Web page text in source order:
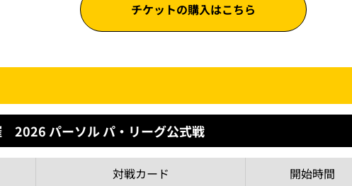
チケットの購入はこちら
2026 パーソル パ・リーグ公式戦
対戦カード 開始時間